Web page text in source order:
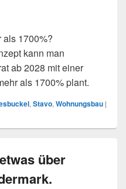
als 1700%?
kann man
ab 2028 mit einer
als 1700% plant.
, Stavo, Wohnungsbau |
über